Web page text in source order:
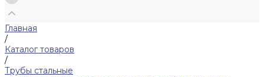
Главная
/
Каталог товаров
/
Трубы стальные